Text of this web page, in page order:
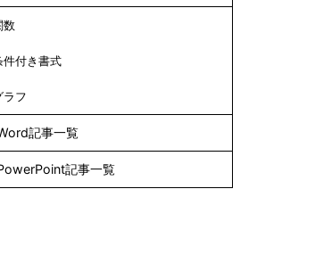
数
件付き書式
ラフ
記事一覧
記事一覧